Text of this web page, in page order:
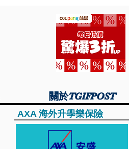
關於TGIFPOST
關於TGIFPOST
AXA 海外升學樂保險